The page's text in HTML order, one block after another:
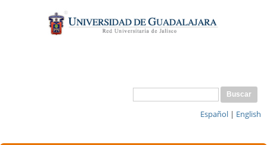
contenido
principal
Formulario de búsqueda
Buscar
Español | English